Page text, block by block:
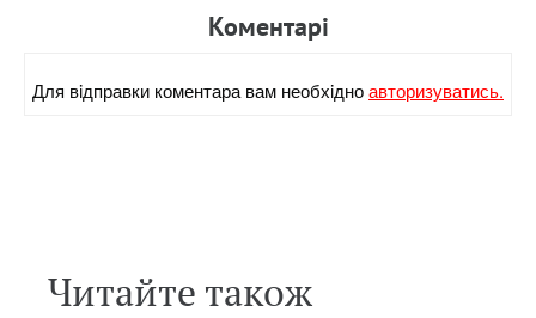
Коментарi
Для вiдправки коментара вам необхiдноавторизуватись.
Читайте також